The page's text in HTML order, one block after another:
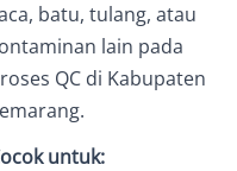
batu, tulang, atau
lain pada
QC di Kabupaten
untuk: